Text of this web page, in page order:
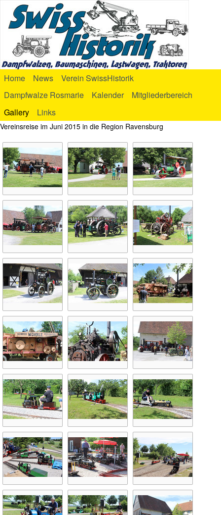
Home News
Verein SwissHistorik
Dampfwalze Rosmarie
Kalender
Mitgliederbereich
Gallery
Links
Vereinsreise im Juni 2015 in die Region Ravensburg